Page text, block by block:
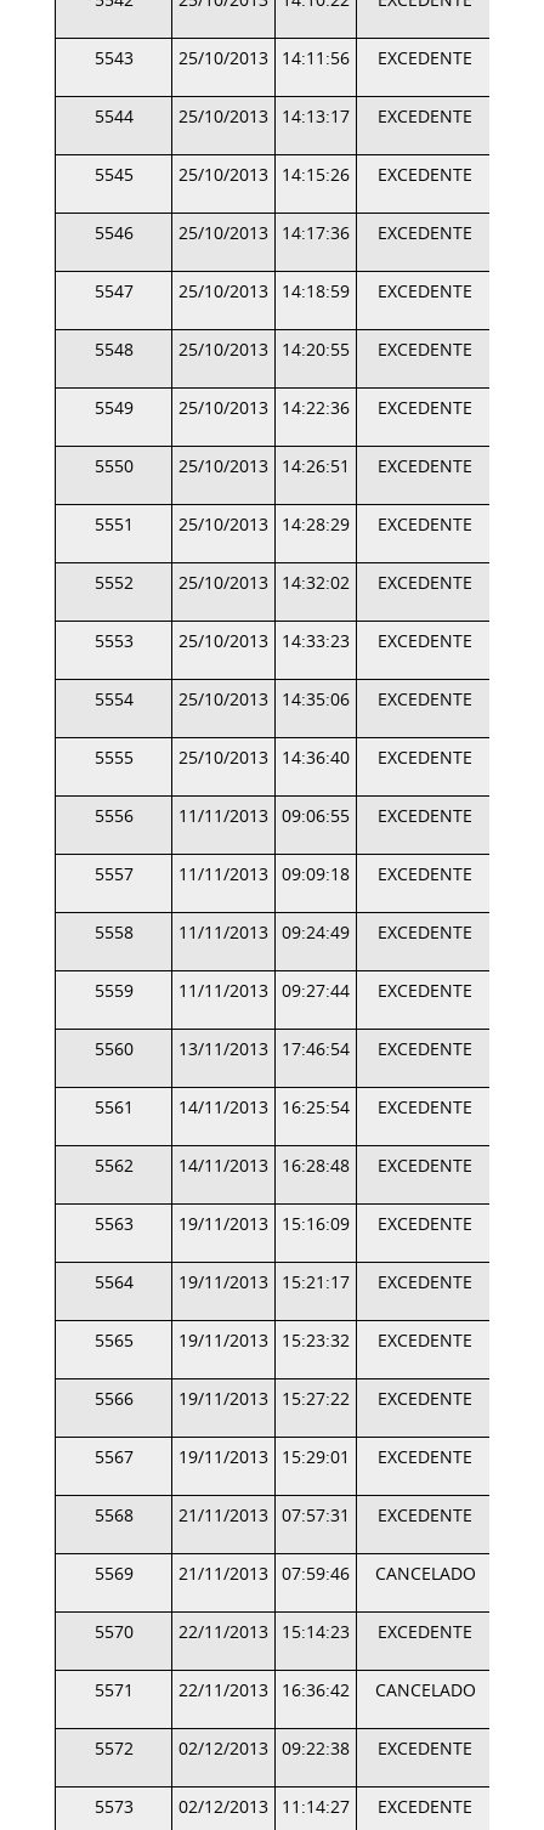
5543 25/10/2013 14:11:56 EXCEDENTE
5544 25/10/2013 14:13:17 EXCEDENTE
5545 25/10/2013 14:15:26 EXCEDENTE
5546 25/10/2013 14:17:36 EXCEDENTE
5547 25/10/2013 14:18:59 EXCEDENTE
5548 25/10/2013 14:20:55 EXCEDENTE
5549 25/10/2013 14:22:36 EXCEDENTE
5550 25/10/2013 14:26:51 EXCEDENTE
5551 25/10/2013 14:28:29 EXCEDENTE
5552 25/10/2013 14:32:02 EXCEDENTE
5553 25/10/2013 14:33:23 EXCEDENTE
5554 25/10/2013 14:35:06 EXCEDENTE
5555 25/10/2013 14:36:40 EXCEDENTE
5556 11/11/2013 09:06:55 EXCEDENTE
5557 11/11/2013 09:09:18 EXCEDENTE
5558 11/11/2013 09:24:49 EXCEDENTE
5559 11/11/2013 09:27:44 EXCEDENTE
5560 13/11/2013 17:46:54 EXCEDENTE
5561 14/11/2013 16:25:54 EXCEDENTE
5562 14/11/2013 16:28:48 EXCEDENTE
5563 19/11/2013 15:16:09 EXCEDENTE
5564 19/11/2013 15:21:17 EXCEDENTE
5565 19/11/2013 15:23:32 EXCEDENTE
5566 19/11/2013 15:27:22 EXCEDENTE
5567 19/11/2013 15:29:01 EXCEDENTE
5568 21/11/2013 07:57:31 EXCEDENTE
5569 21/11/2013 07:59:46 CANCELADO
5570 22/11/2013 15:14:23 EXCEDENTE
5571 22/11/2013 16:36:42 CANCELADO
5572 02/12/2013 09:22:38 EXCEDENTE
5573 02/12/2013 11:14:27 EXCEDENTE